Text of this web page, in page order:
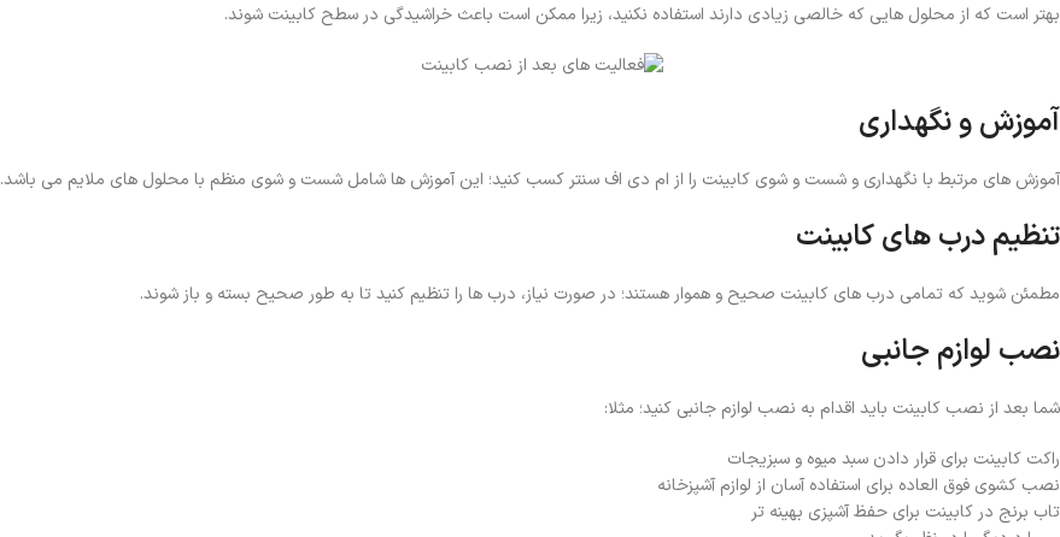
بهتر است که از محلول هایی که خالصی زیادی دارند استفاده نکنید، زیرا ممکن است باعث خراشیدگی در سطح کابینت شوند.
آموزش و نگهداری
آموزش های مرتبط با نگهداری و شست و شوی کابینت را از ام دی اف سنتر کسب کنید؛ این آموزش ها شامل شست و شوی منظم با محلول های ملایم می باشد.
تنظیم درب های کابینت
مطمئن شوید که تمامی درب های کابینت صحیح و هموار هستند؛ در صورت نیاز، درب ها را تنظیم کنید تا به طور صحیح بسته و باز شوند.
نصب لوازم جانبی
شما بعد از نصب کابینت باید اقدام به نصب لوازم جانبی کنید؛ مثلا:
راکت کابینت برای قرار دادن سبد میوه و سبزیجات
نصب کشوی فوق العاده برای استفاده آسان از لوازم آشپزخانه
تاب برنج در کابینت برای حفظ آشپزی بهینه تر